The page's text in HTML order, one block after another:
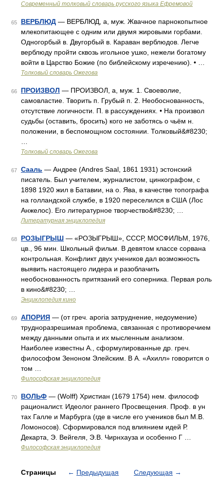
Современный толковый словарь русского языка Ефремовой
65 ВЕРБЛЮД — ВЕРБЛЮД, а, муж. Жвачное парнокопытное
млекопитающее с одним или двумя жировыми горбами.
Одногорбый в. Двугорбый в. Караван верблюдов. Легче
верблюду пройти сквозь игольное ушко, нежели богатому
войти в Царство Божие (по библейскому изречению). • …
Толковый словарь Ожегова
66 ПРОИЗВОЛ — ПРОИЗВОЛ, а, муж. 1. Своеволие,
самовластие. Творить п. Грубый п. 2. Необоснованность,
отсутствие логичности. П. в рассуждениях. • На произвол
судьбы (оставить, бросить) кого не заботясь о чьём н.
положении, в беспомощном состоянии. Толковый&#8230;
Толковый словарь Ожегова
67 Сааль — Андрее (Andres Saal, 1861 1931) эстонский
писатель. Был учителем, журналистом, цинкографом, с
1898 1920 жил в Батавии, на о. Ява, в качестве топографа
на голландской службе, в 1920 переселился в США (Лос
Анжелос). Его литературное творчество&#8230; …
Литературная энциклопедия
68 РОЗЫГРЫШ — «РОЗЫГРЫШ», СССР, МОСФИЛЬМ, 1976,
цв., 96 мин. Школьный фильм. В девятом классе сорвана
контрольная. Конфликт двух учеников дал возможность
выявить настоящего лидера и разоблачить
необоснованность притязаний его соперника. Первая роль
в кино&#8230; …
Энциклопедия кино
69 АПОРИЯ — (от греч. aporia затруднение, недоумение)
трудноразрешимая проблема, связанная с противоречием
между данными опыта и их мысленным анализом.
Наиболее известны А., сформулированные др. греч.
философом Зеноном Элейским. В А. «Ахилл» говорится о
том …
Философская энциклопедия
70 ВОЛЬФ — (Wolff) Христиан (1679 1754) нем. философ
рационалист. Идеолог раннего Просвещения. Проф. в ун
тах Галле и Марбурга (где в числе его учеников был М.В.
Ломоносов). Сформировался под влиянием идей Р.
Декарта, Э. Вейгеля, Э.В. Чирнхауза и особенно Г …
Философская энциклопедия
Страницы ← Предыдущая Следующая →